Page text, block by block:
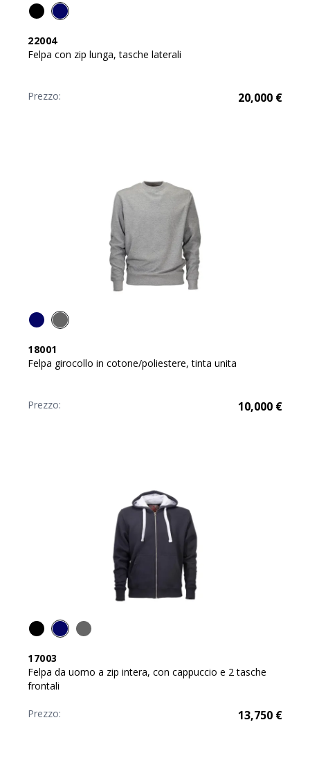
22004
Felpa con zip lunga, tasche laterali
Prezzo: 20,000 €
18001
Felpa girocollo in cotone/poliestere, tinta unita
Prezzo: 10,000 €
17003
Felpa da uomo a zip intera, con cappuccio e 2 tasche
frontali
Prezzo: 13,750 €